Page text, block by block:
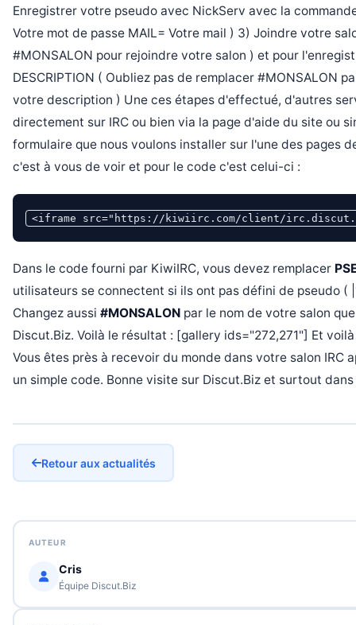
Enregistrer votre pseudo avec NickServ avec la
Votre mot de passe MAIL= Votre mail ) 3) Joindre votre
#MONSALON pour rejoindre votre salon ) et pour
DESCRIPTION ( Oubliez pas de remplacer #MONSALON
votre description ) Une ces étapes d'effectué, d'autres
directement sur IRC ou bien via la page d'aide du site ou
formulaire que nous voulons installer sur l'une des pages
c'est à vous de voir et pour le code c'est celui-ci :
<iframe src="https://kiwiirc.com/client/irc.discut.biz/
Dans le code fourni par KiwiIRC, vous devez remplacer
utilisateurs se connectent si ils ont pas défini de pseudo
Changez aussi #MONSALON par le nom de votre salon
Discut.Biz. Voilà le résultat : [gallery ids="272,271"] Et
Vous êtes près à recevoir du monde dans votre salon IRC
un simple code. Bonne visite sur Discut.Biz et surtout
Retour aux actualités
AUTEUR
Cris
Équipe Discut.Biz